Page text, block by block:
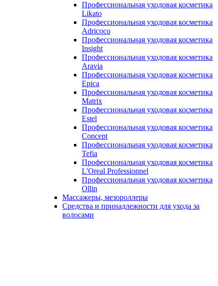
Профессиональная уходовая косметика
Likato
Профессиональная уходовая косметика
Adricoco
Профессиональная уходовая косметика
Insight
Профессиональная уходовая косметика
Aravia
Профессиональная уходовая косметика
Epica
Профессиональная уходовая косметика
Matrix
Профессиональная уходовая косметика
Estel
Профессиональная уходовая косметика
Concept
Профессиональная уходовая косметика
Tefia
Профессиональная уходовая косметика
L'Oreal Professionnel
Профессиональная уходовая косметика
Ollin
Массажеры, мезороллеры
Средства и принадлежности для ухода за
волосами